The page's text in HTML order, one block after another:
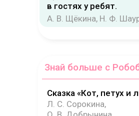
А. В. Щёкина, Н. Ф.
в гостях у ребят.
Знай больше с
Сказка «Кот, петух и
Л. С. Сорокина,